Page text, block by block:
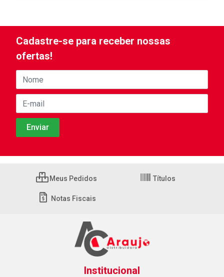
Cadastre-se para receber nossas
ofertas!
Meus Pedidos Títulos
Notas Fiscais
Institucional